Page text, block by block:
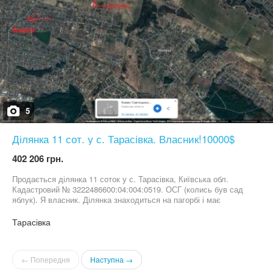
5
Ділянка 11 сот. у с. Тарасівка. Власник!10000$
402 206 грн.
Продається ділянка 11 соток у с. Тарасівка, Київська обл.
Кадастровий № 3222486600:04:004:0519. ОСГ (колись був сад
яблук). Я власник. Ділянка знаходиться на пагорбі і має
каркасник. З іншого боку обробляються як городи. До одеської
траси 10хв на авто. Поряд є маршрутка до Києва. Недалеко і до
Тарасівка
← Попередня Наступна →